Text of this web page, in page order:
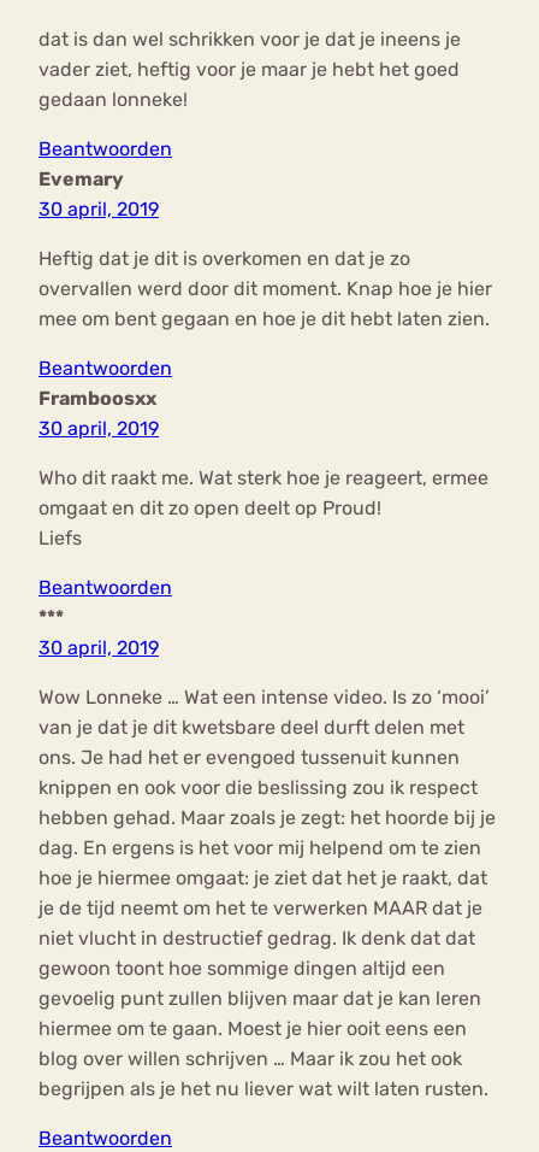
dat is dan wel schrikken voor je dat je ineens je
vader ziet, heftig voor je maar je hebt het goed
gedaan lonneke!
Beantwoorden
Evemary
30 april, 2019
Heftig dat je dit is overkomen en dat je zo
overvallen werd door dit moment. Knap hoe je hier
mee om bent gegaan en hoe je dit hebt laten zien.
Beantwoorden
Framboosxx
30 april, 2019
Who dit raakt me. Wat sterk hoe je reageert, ermee
omgaat en dit zo open deelt op Proud!
Liefs
Beantwoorden
***
30 april, 2019
Wow Lonneke … Wat een intense video. Is zo ‘mooi’
van je dat je dit kwetsbare deel durft delen met
ons. Je had het er evengoed tussenuit kunnen
knippen en ook voor die beslissing zou ik respect
hebben gehad. Maar zoals je zegt: het hoorde bij je
dag. En ergens is het voor mij helpend om te zien
hoe je hiermee omgaat: je ziet dat het je raakt, dat
je de tijd neemt om het te verwerken MAAR dat je
niet vlucht in destructief gedrag. Ik denk dat dat
gewoon toont hoe sommige dingen altijd een
gevoelig punt zullen blijven maar dat je kan leren
hiermee om te gaan. Moest je hier ooit eens een
blog over willen schrijven … Maar ik zou het ook
begrijpen als je het nu liever wat wilt laten rusten.
Beantwoorden